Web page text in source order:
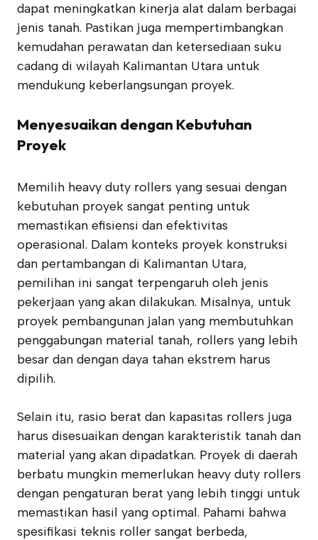
dapat meningkatkan kinerja alat dalam berbagai
jenis tanah. Pastikan juga mempertimbangkan
kemudahan perawatan dan ketersediaan suku
cadang di wilayah Kalimantan Utara untuk
mendukung keberlangsungan proyek.
Menyesuaikan dengan Kebutuhan
Proyek
Memilih heavy duty rollers yang sesuai dengan
kebutuhan proyek sangat penting untuk
memastikan efisiensi dan efektivitas
operasional. Dalam konteks proyek konstruksi
dan pertambangan di Kalimantan Utara,
pemilihan ini sangat terpengaruh oleh jenis
pekerjaan yang akan dilakukan. Misalnya, untuk
proyek pembangunan jalan yang membutuhkan
penggabungan material tanah, rollers yang lebih
besar dan dengan daya tahan ekstrem harus
dipilih.
Selain itu, rasio berat dan kapasitas rollers juga
harus disesuaikan dengan karakteristik tanah dan
material yang akan dipadatkan. Proyek di daerah
berbatu mungkin memerlukan heavy duty rollers
dengan pengaturan berat yang lebih tinggi untuk
memastikan hasil yang optimal. Pahami bahwa
spesifikasi teknis roller sangat berbeda,